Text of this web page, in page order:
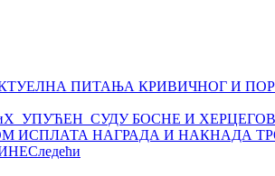
ПИТАЊА КРИВИЧНОГ И
УПУЋЕН СУДУ БОСНЕ И
ИСПЛАТА НАГРАДА И НАКНАДА
Следећи